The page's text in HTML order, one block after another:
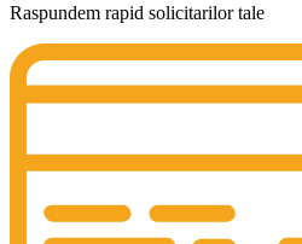
Raspundem rapid solicitarilor tale